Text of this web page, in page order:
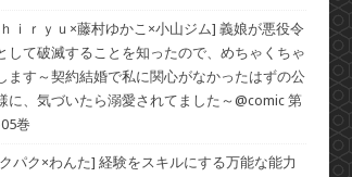
ｉｒｙｕ×藤村ゆかこ×小山ジム] 義娘が悪役令
して破滅することを知ったので、めちゃくちゃ
ます～契約結婚で私に関心がなかったはずの公
に、気づいたら溺愛されてました～@comic 第
巻
パク×わんた] 経験をスキルにする万能な能力